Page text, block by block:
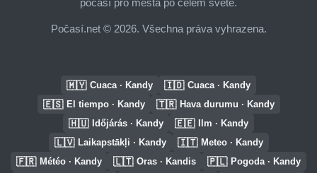
Počasí.net © 2026. Všechna práva vyhrazena.
🇲🇾 Cuaca · Kandy 🇮🇩 Cuaca · Kandy
🇪🇸 El tiempo · Kandy 🇹🇷 Hava durumu · Kandy
🇭🇺 Időjárás · Kandy 🇪🇪 Ilm · Kandy
🇱🇻 Laikapstākļi · Kandy 🇮🇹 Meteo · Kandy
🇫🇷 Météo · Kandy 🇱🇹 Oras · Kandis 🇵🇱 Pogoda · Kandy